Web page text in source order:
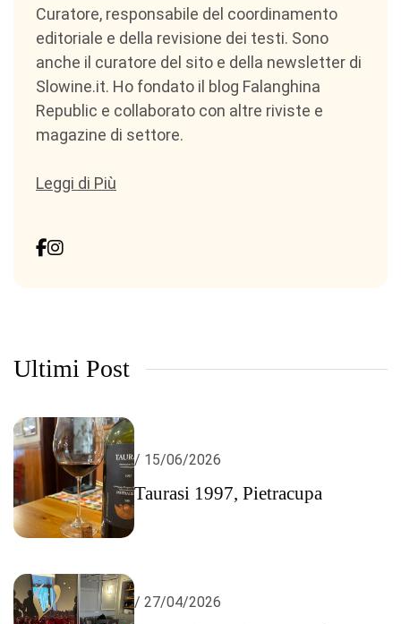
Curatore, responsabile del coordinamento
editoriale e della revisione dei testi. Sono
anche il curatore del sito e della newsletter di
Slowine.it. Ho fondato il blog Falanghina
Republic e collaborato con altre riviste e
magazine di settore.
Leggi di Più
Ultimi Post
/ 15/06/2026
Taurasi 1997, Pietracupa
/ 27/04/2026